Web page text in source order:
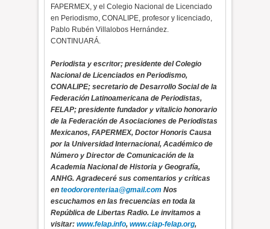
FAPERMEX, y el Colegio Nacional de Licenciado
en Periodismo, CONALIPE, profesor y licenciado,
Pablo Rubén Villalobos Hernández.
CONTINUARÁ.
Periodista y escritor; presidente del Colegio
Nacional de Licenciados en Periodismo,
CONALIPE; secretario de Desarrollo Social de la
Federación Latinoamericana de Periodistas,
FELAP; presidente fundador y vitalicio honorario
de la Federación de Asociaciones de Periodistas
Mexicanos, FAPERMEX, Doctor Honoris Causa
por la Universidad Internacional, Académico de
Número y Director de Comunicación de la
Academia Nacional de Historia y Geografía,
ANHG. Agradeceré sus comentarios y críticas
enteodororenteriaa@gmail.com Nos
escuchamos en las frecuencias en toda la
República de Libertas Radio. Le invitamos a
visitar:www.felap.info,www.ciap-felap.org,